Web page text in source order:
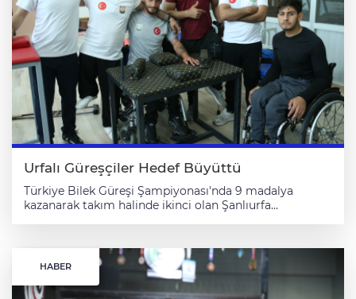
Urfalı Güreşçiler Hedef Büyüttü
Türkiye Bilek Güreşi Şampiyonası'nda 9 madalya
kazanarak takım halinde ikinci olan Şanlıurfa
madalya kazanmak için çalışmalarını sürdürüyor.
Sporcularının farklı takımlara geçişiyle bir süre
faaliyetlerine ara vermek zorunda kalan Şanlıurfa
Büyükşehir Belediyesi Engelliler Spor Kulübü Bilek
HABER